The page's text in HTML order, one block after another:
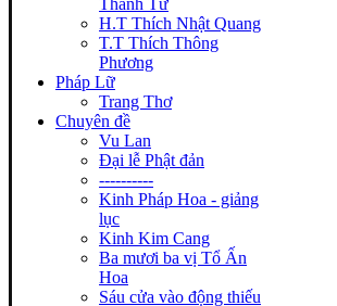
Thanh Từ
H.T Thích Nhật Quang
T.T Thích Thông
Phương
Pháp Lữ
Trang Thơ
Chuyên đề
Vu Lan
Đại lễ Phật đản
----------
Kinh Pháp Hoa - giảng
lục
Kinh Kim Cang
Ba mươi ba vị Tổ Ấn
Hoa
Sáu cửa vào động thiếu